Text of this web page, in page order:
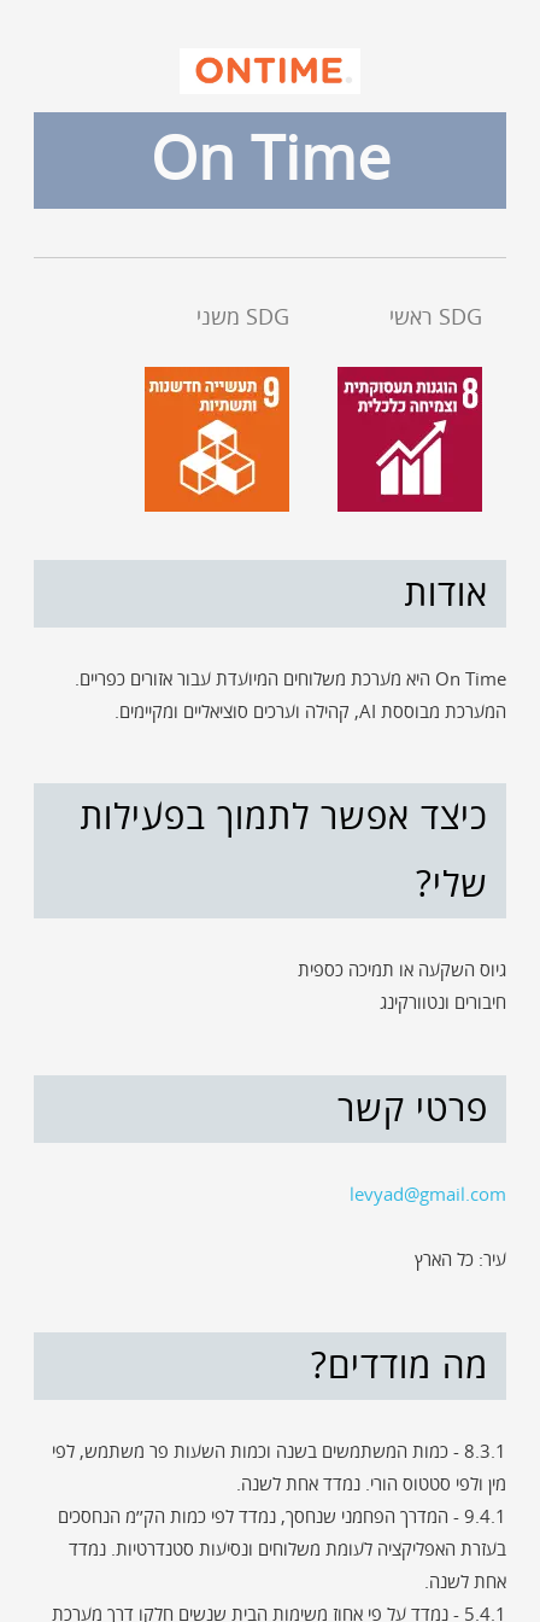
On Time
SDG ראשי SDG משני
אודות
On Time היא מערכת משלוחים המיועדת עבור אזורים כפריים.
המערכת מבוססת AI, קהילה וערכים סוציאליים ומקיימים.
כיצד אפשר לתמוך בפעילות
שלי?
גיוס השקעה או תמיכה כספית
חיבורים ונטוורקינג
פרטי קשר
levyad@gmail.com
עיר: כל הארץ
מה מודדים?
8.3.1 - כמות המשתמשים בשנה וכמות השעות פר משתמש, לפי
מין ולפי סטטוס הורי. נמדד אחת לשנה.
9.4.1 - המדרך הפחמני שנחסך, נמדד לפי כמות הק׳׳מ הנחסכים
בעזרת האפליקציה לעומת משלוחים ונסיעות סטנדרטיות. נמדד
אחת לשנה.
5.4.1 - נמדד על פי אחוז משימות הבית שנשים חלקו דרך מערכת